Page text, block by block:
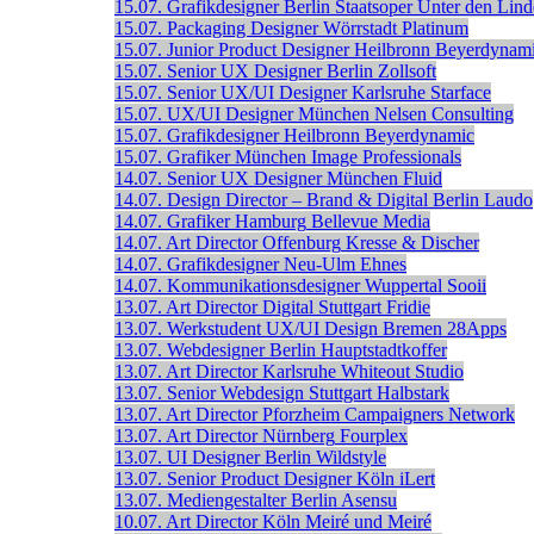
15.07. Grafikdesigner Berlin Staatsoper Unter den
15.07. Packaging Designer Wörrstadt Platinum
15.07. Junior Product Designer Heilbronn
15.07. Senior UX Designer Berlin Zollsoft
15.07. Senior UX/UI Designer Karlsruhe Starface
15.07. UX/UI Designer München Nelsen Consulting
15.07. Grafikdesigner Heilbronn Beyerdynamic
15.07. Grafiker München Image Professionals
14.07. Senior UX Designer München Fluid
14.07. Design Director – Brand & Digital Berlin Laudo
14.07. Grafiker Hamburg Bellevue Media
14.07. Art Director Offenburg Kresse & Discher
14.07. Grafikdesigner Neu-Ulm Ehnes
14.07. Kommunikationsdesigner Wuppertal Sooii
13.07. Art Director Digital Stuttgart Fridie
13.07. Werkstudent UX/UI Design Bremen 28Apps
13.07. Webdesigner Berlin Hauptstadtkoffer
13.07. Art Director Karlsruhe Whiteout Studio
13.07. Senior Webdesign Stuttgart Halbstark
13.07. Art Director Pforzheim Campaigners Network
13.07. Art Director Nürnberg Fourplex
13.07. UI Designer Berlin Wildstyle
13.07. Senior Product Designer Köln iLert
13.07. Mediengestalter Berlin Asensu
10.07. Art Director Köln Meiré und Meiré